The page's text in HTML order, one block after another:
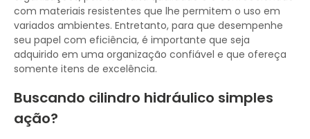
com materiais resistentes que lhe permitem o uso em
variados ambientes. Entretanto, para que desempenhe
seu papel com eficiência, é importante que seja
adquirido em uma organização confiável e que ofereça
somente itens de excelência.
Buscando cilindro hidráulico simples
ação?